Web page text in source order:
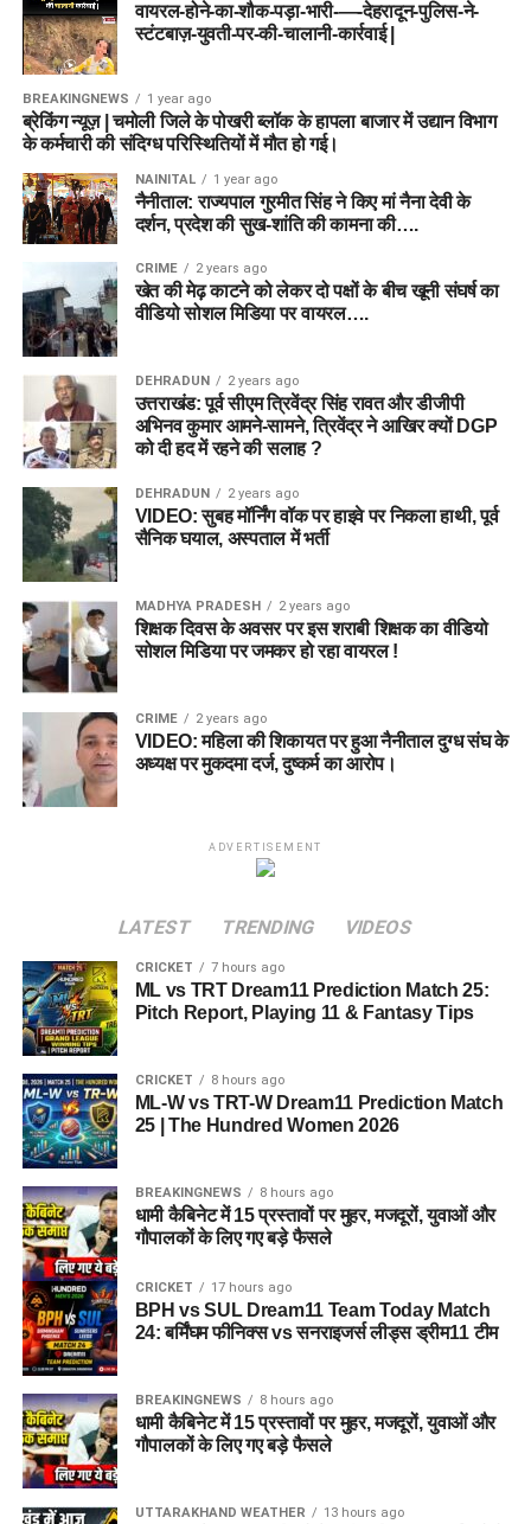
वायरल-होने-का-शौक-पड़ा-भारी-—-देहरादून-पुलिस-ने-
स्टंटबाज़-युवती-पर-की-चालानी-कार्रवाई |
BREAKINGNEWS 1 year ago
ब्रेकिंग न्यूज़ | चमोली जिले के पोखरी ब्लॉक के हापला बाजार में उद्यान विभाग
के कर्मचारी की संदिग्ध परिस्थितियों में मौत हो गई।
NAINITAL 1 year ago
नैनीताल: राज्यपाल गुरमीत सिंह ने किए मां नैना देवी के
दर्शन, प्रदेश की सुख-शांति की कामना की….
CRIME 2 years ago
खेत की मेढ़ काटने को लेकर दो पक्षों के बीच खूनी संघर्ष का
वीडियो सोशल मिडिया पर वायरल….
DEHRADUN 2 years ago
उत्तराखंड: पूर्व सीएम त्रिवेंद्र सिंह रावत और डीजीपी
अभिनव कुमार आमने-सामने, त्रिवेंद्र ने आखिर क्यों DGP
को दी हद में रहने की सलाह ?
DEHRADUN 2 years ago
VIDEO: सुबह मॉर्निंग वॉक पर हाइवे पर निकला हाथी, पूर्व
सैनिक घयाल, अस्पताल में भर्ती
MADHYA PRADESH 2 years ago
शिक्षक दिवस के अवसर पर इस शराबी शिक्षक का वीडियो
सोशल मिडिया पर जमकर हो रहा वायरल !
CRIME 2 years ago
VIDEO: महिला की शिकायत पर हुआ नैनीताल दुग्ध संघ के
अध्यक्ष पर मुकदमा दर्ज, दुष्कर्म का आरोप।
ADVERTISEMENT
LATEST TRENDING VIDEOS
CRICKET 7 hours ago
ML vs TRT Dream11 Prediction Match 25:
Pitch Report, Playing 11 & Fantasy Tips
CRICKET 8 hours ago
ML-W vs TRT-W Dream11 Prediction Match
25 | The Hundred Women 2026
BREAKINGNEWS 8 hours ago
धामी कैबिनेट में 15 प्रस्तावों पर मुहर, मजदूरों, युवाओं और
गौपालकों के लिए गए बड़े फैसले
CRICKET 17 hours ago
BPH vs SUL Dream11 Team Today Match
24: बर्मिंघम फीनिक्स vs सनराइजर्स लीड्स ड्रीम11 टीम
BREAKINGNEWS 8 hours ago
धामी कैबिनेट में 15 प्रस्तावों पर मुहर, मजदूरों, युवाओं और
गौपालकों के लिए गए बड़े फैसले
UTTARAKHAND WEATHER 13 hours ago